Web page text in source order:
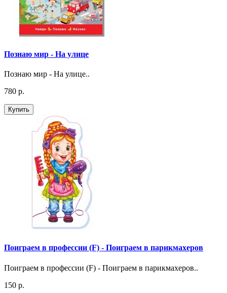
Познаю мир - На улице
Познаю мир - На улице..
780 р.
Купить
Поиграем в профессии (F) - Поиграем в парикмахеров
Поиграем в профессии (F) - Поиграем в парикмахеров..
150 р.